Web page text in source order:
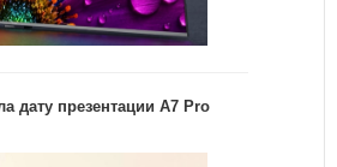
дату презентации A7 Pro